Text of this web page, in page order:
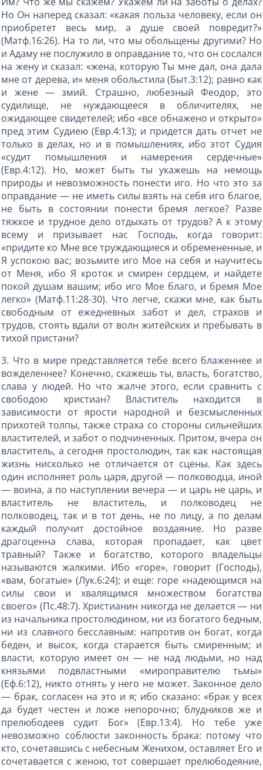
Но Он наперед сказал: «какая польза человеку, если он
приобретет весь мир, а душе своей повредит?»
(Матф.16:26). На то ли, что мы обольщены другими? Но
и Адаму не послужило в оправдание то, что он сослался
на жену и сказал: «жена, которую Ты мне дал, она дала
мне от дерева, и» меня обольстила (Быт.3:12); равно как
и жене — змий. Страшно, любезный Феодор, это
судилище, не нуждающееся в обличителях, не
ожидающее свидетелей; ибо «все обнажено и открыто»
пред этим Судиею (Евр.4:13); и придется дать отчет не
только в делах, но и в помышлениях, ибо этот Судия
«судит помышления и намерения сердечные»
(Евр.4:12). Но, может быть ты укажешь на немощь
природы и невозможность понести иго. Но что это за
оправдание — не иметь силы взять на себя иго благое,
не быть в состоянии понести бремя легкое? Разве
тяжкое и трудное дело отдыхать от трудов? А к этому
всему и призывает нас Господь, когда говорит:
«придите ко Мне все труждающиеся и обремененные, и
Я успокою вас; возьмите иго Мое на себя и научитесь
от Меня, ибо Я кроток и смирен сердцем, и найдете
покой душам вашим; ибо иго Мое благо, и бремя Мое
легко» (Матф.11:28-30). Что легче, скажи мне, как быть
свободным от ежедневных забот и дел, страхов и
трудов, стоять вдали от волн житейских и пребывать в
тихой пристани?
3. Что в мире представляется тебе всего блаженнее и
вожделеннее? Конечно, скажешь ты, власть, богатство,
слава у людей. Но что жалче этого, если сравнить с
свободою христиан? Властитель находится в
зависимости от ярости народной и безсмысленных
прихотей толпы, также страха со стороны сильнейших
властителей, и забот о подчиненных. Притом, вчера он
властитель, а сегодня простолюдин, так как настоящая
жизнь нисколько не отличается от сцены. Как здесь
один исполняет роль царя, другой — полководца, иной
— воина, а по наступлении вечера — и царь не царь, и
властитель не властитель, и полководец не
полководец, так и в тот день, не по лицу, а по делам
каждый получит достойное воздаяние. Но разве
драгоценна слава, которая пропадает, как цвет
травный? Также и богатство, которого владельцы
называются жалкими. Ибо «горе», говорит (Господь),
«вам, богатые» (Лук.6:24); и еще: горе «надеющимся на
силы свои и хвалящимся множеством богатства
своего» (Пс.48:7). Христианин никогда не делается — ни
из начальника простолюдином, ни из богатого бедным,
ни из славного бесславным: напротив он богат, когда
беден, и высок, когда старается быть смиренным; и
власти, которую имеет он — не над людьми, но над
князьями подвластными «мироправителю тьмы»
(Еф.6:12), никто отнять у него не может. Законное дело
— брак, согласен на это и я; ибо сказано: «брак у всех
да будет честен и ложе непорочно; блудников же и
прелюбодеев судит Бог» (Евр.13:4). Но тебе уже
невозможно соблюсти законность брака: потому что
кто, сочетавшись с небесным Женихом, оставляет Его и
сочетавается с женою, тот совершает прелюбодеяние,